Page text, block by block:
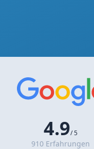
4.9/ 5
910 Erfahrungen